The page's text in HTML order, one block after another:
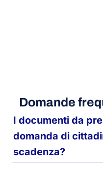
Domande
I documenti da
domanda di
scadenza?